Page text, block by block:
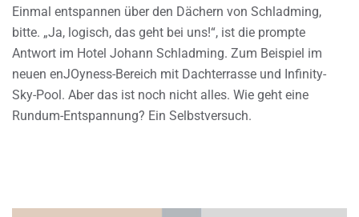
Einmal entspannen über den Dächern von Schladming,
bitte. „Ja, logisch, das geht bei uns!“, ist die prompte
Antwort im Hotel Johann Schladming. Zum Beispiel im
neuen enJOyness-Bereich mit Dachterrasse und Infinity-
Sky-Pool. Aber das ist noch nicht alles. Wie geht eine
Rundum-Entspannung? Ein Selbstversuch.